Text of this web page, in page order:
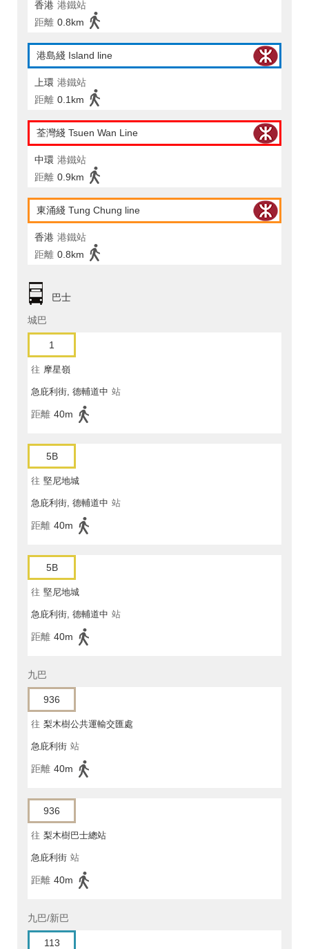
香港 港鐵站
距離 0.8km
港島綫 Island line
上環 港鐵站
距離 0.1km
荃灣綫 Tsuen Wan Line
中環 港鐵站
距離 0.9km
東涌綫 Tung Chung line
香港 港鐵站
距離 0.8km
巴士
城巴
1
往 摩星嶺
急庇利街, 德輔道中 站
距離 40m
5B
往 堅尼地城
急庇利街, 德輔道中 站
距離 40m
5B
往 堅尼地城
急庇利街, 德輔道中 站
距離 40m
九巴
936
往 梨木樹公共運輸交匯處
急庇利街 站
距離 40m
936
往 梨木樹巴士總站
急庇利街 站
距離 40m
九巴/新巴
113